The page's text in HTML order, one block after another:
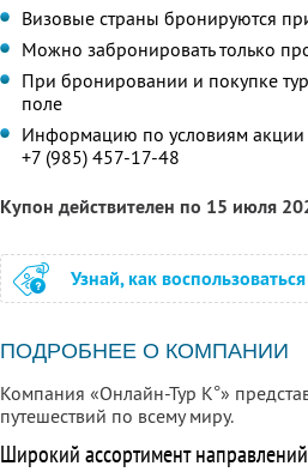
Визовые страны бронируются
Можно забронировать только
При бронировании и покупке
поле
Информацию по условиям акции
+7 (985) 457-17-48
Купон действителен по 15 июля
Узнай, как
ПОДРОБНЕЕ О КОМПАНИИ
Компания «Онлайн-Тур К°»
путешествий по всему миру.
Широкий ассортимент направлений